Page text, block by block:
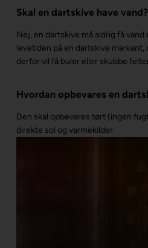
Skal en dartskive have vand?
Nej, en dartskive må aldrig få
levetiden på en dartskive
derfor vil få buler eller skubbe
Hvordan opbevares en
Den skal opbevares tørt (ingen
direkte sol og varmekilder.